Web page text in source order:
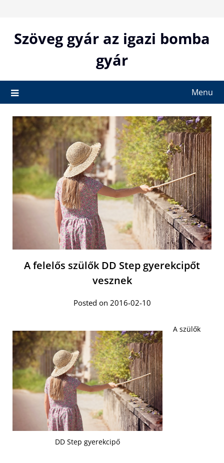
contentSzöveg gyár az igazi bomba
gyár
Menu
A felelős szülők DD Step gyerekcipőt
vesznek
Posted on 2016-02-10
DD Step gyerekcipő
A szülők